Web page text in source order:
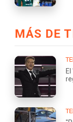
MÁS DE